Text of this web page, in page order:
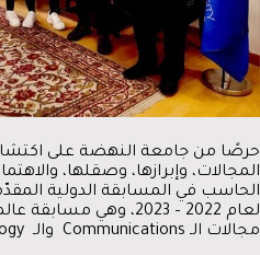
حرصًا من جامعة النهضة على
المجالات، وإبرازها، وصقلها،
لعام 2022 – 2023، وهي
مجالات الـ Communications والـ Technology.